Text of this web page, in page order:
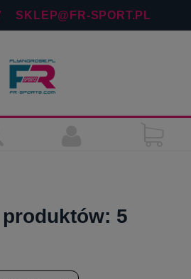
SKLEP@FR-SPORT.PL
5